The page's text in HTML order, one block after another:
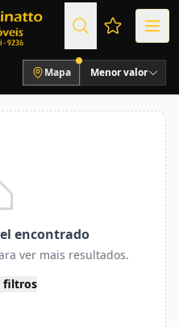
Favoritos
Mapa Menor valor
encontrado
ver mais resultados.
filtros